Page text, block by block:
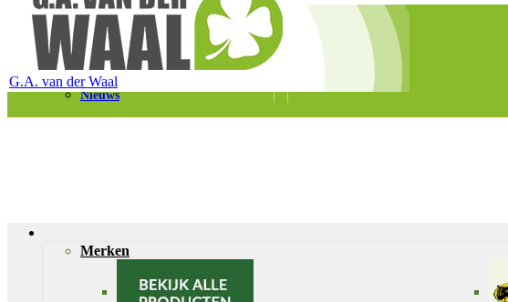
Telefoon 0180 – 421399
Schaapherderweg 6, 2988 CK Ridderkerk
Vacatures
Nieuws
G.A. van der Waal
Merken